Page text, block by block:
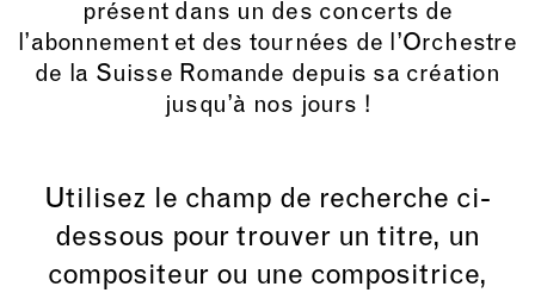
présent dans un des concerts de
l’abonnement et des tournées de l’Orchestre
de la Suisse Romande depuis sa création
jusqu’à nos jours !
Utilisez le champ de recherche ci-
dessous pour trouver un titre, un
compositeur ou une compositrice,